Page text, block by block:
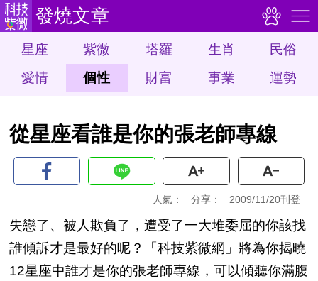
發燒文章
星座 紫微 塔羅 生肖
民俗
愛情
個性 財富 事業 運勢
從星座看誰是你的張老師專線
人氣： 分享： 2009/11/20刊登
失戀了、被人欺負了，遭受了一大堆委屈的你該找
誰傾訴才是最好的呢？「科技紫微網」將為你揭曉
12星座中誰才是你的張老師專線，可以傾聽你滿腹